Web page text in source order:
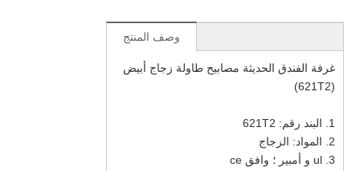
وصف المنتج
غرفة الفندق الحديثة مصابيح طاولة زجاج أبيض
(621T2)
1. البند رقم: 621T2
2. المواد: الزجاج
3. ul و أمبير ؛ وافق ce